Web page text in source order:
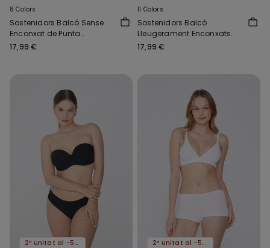
8 Colors
Sostenidors Balcó Sense
Enconxat de Punta
Reciclada Paris
17,99 €
11 Colors
Sostenidors Balcó
Lleugerament Enconxats
Punta Reciclada Wien
17,99 €
2ª unitat al -50% 2ª unitat al -50%